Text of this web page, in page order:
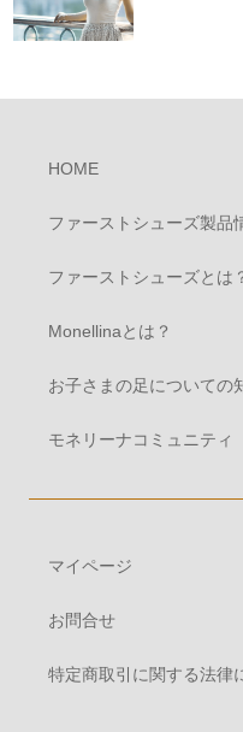
HOME
ファーストシューズ製品
ファーストシューズとは
Monellinaとは？
お子さまの足についての
モネリーナコミュニティ
マイページ
お問合せ
特定商取引に関する法律